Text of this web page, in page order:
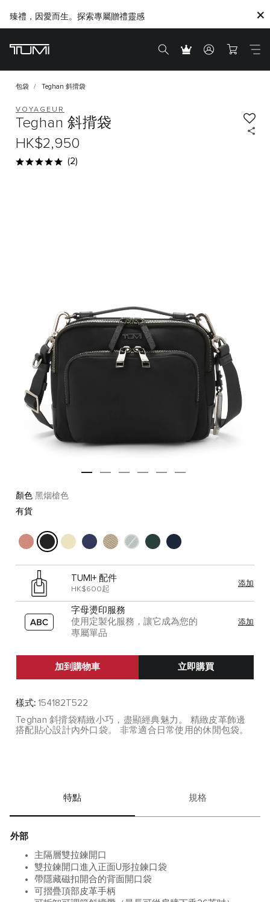
臻禮，因愛而生。探索專屬贈禮靈感
Citygate將進行内部重新裝修工程，期間暫停對外營業
包袋 Teghan 斜揹袋
VOYAGEUR
Teghan 斜揹袋
HK$2,950
(2)
顏色 黑烟槍色
有貨
TUMI+ 配件
HK$600起
添加
字母燙印服務
使用定製化服務，讓它成為您的
專屬單品
添加
加到購物車 立即購買
樣式: 154182T522
Teghan 斜揹袋精緻小巧，盡顯經典魅力。 精緻皮革飾邊
搭配貼心設計內外口袋。 非常適合日常使用的休閒包袋。
特點 規格
外部
主隔層雙拉鍊開口
雙拉鍊開口進入正面U形拉鍊口袋
帶隱藏磁扣開合的背面開口袋
可摺疊頂部皮革手柄